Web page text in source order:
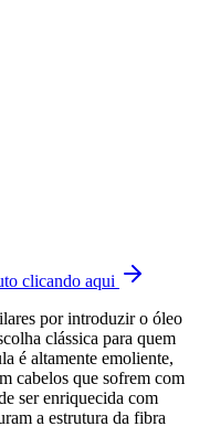
clicando aqui
por introduzir o óleo
clássica para quem
é altamente emoliente,
cabelos que sofrem com
ser enriquecida com
a estrutura da fibra